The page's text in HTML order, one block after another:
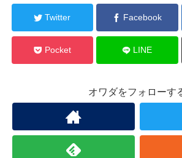
Twitter Facebook
Pocket LINE
オワダをフォローす